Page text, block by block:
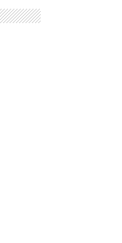
nevoie de ajutorul